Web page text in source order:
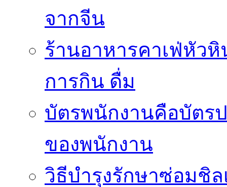
จากจีน
ร้านอาหารคาเฟ่หัว
การกิน ดื่ม
บัตรพนักงานคือบัตร
ของพนักงาน
วิธีบำรุงรักษาซ่อมชิ